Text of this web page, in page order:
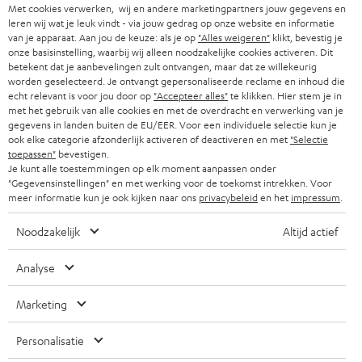
b
r
i
e
f
SMART HOME
BLUETOOTH
KOPTELEFOONS
BLUETOOTH KOPTELEFOONS
COMPLETE SETS
SPEAKERS
FANSHOP
NIEUWKOMERS
B2B
PARTNERPROGRAMMA
BLOG
NEWSLETTER
STORES
TEUFEL VOORDELEN
TEUFEL STORY
MANAGEMENT
DUURZAAMHEID
NORMEN EN WAARDES
ZWITSERLAND
NEDERLAND
BELGIË
FRANKRIJK
SPANJE
ITALIË
'Kennelijke' (typ)fouten voorbehouden. De op de foto's afgebeelde
accessoires zijn niet bij de levering inbegrepen. Eventuele
verwijderingskosten voor batterijen zijn bij de prijs inbegrepen.
Met cookies verwerken, wij en andere marketingpartners jouw gegevens en
leren wij wat je leuk vindt - via jouw gedrag op onze website en informatie
van je apparaat. Aan jou de keuze: als je op "Alles weigeren" klikt, bevestig je
onze basisinstelling, waarbij wij alleen noodzakelijke cookies activeren. Dit
betekent dat je aanbevelingen zult ontvangen, maar dat ze willekeurig
worden geselecteerd. Je ontvangt gepersonaliseerde reclame en inhoud die
echt relevant is voor jou door op "Accepteer alles"te klikken. Hier stem je in
met het gebruik van alle cookies en met de overdracht en verwerking van je
gegevens in landen buiten de EU/EER. Voor een individuele selectie kun je
ook elke categorie afzonderlijk activeren of deactiveren en met "Selectie
toepassen" bevestigen.
Je kunt alle toestemmingen op elk moment aanpassen onder
"Gegevensinstellingen" en met werking voor de toekomst intrekken. Voor
meer informatie kun je ook kijken naar ons privacybeleiden het impressum
Noodzakelijk Altijd actief
Analyse
Marketing
Personalisatie